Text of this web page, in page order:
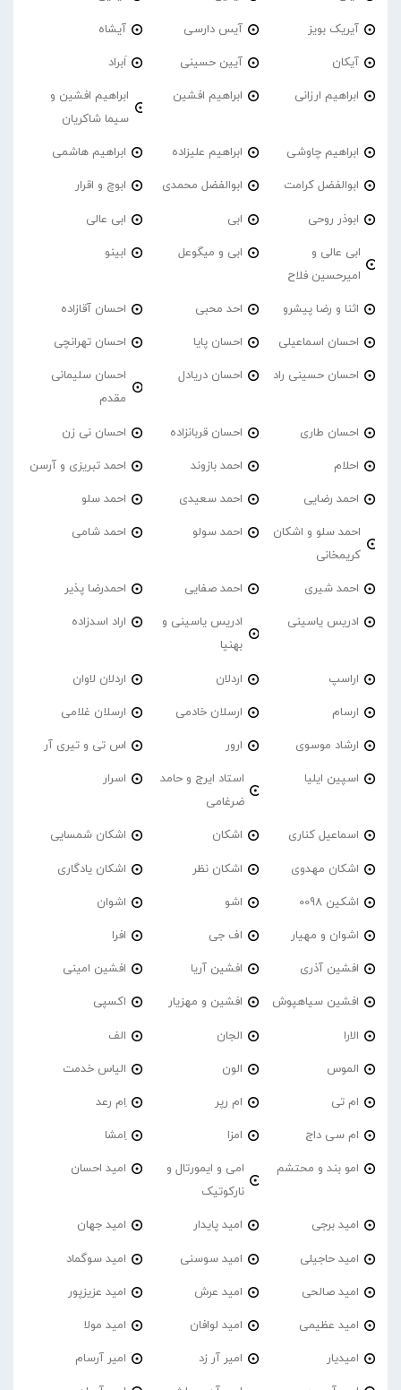
آیریک بویز آیس دارسی آیشاه
آیکان آیین حسینی اَبراد
ابراهیم ارزانی ابراهیم افشین
ابراهیم افشین و
سیما شاکریان
ابراهیم چاوشی ابراهیم علیزاده ابراهیم هاشمی
ابوالفضل کرامت ابوالفضل محمدی ابوچ و اقرار
ابوذر روحی ابی ابی عالی
ابی عالی و
امیرحسین فلاح
ابی و میگوعل ابینو
اثنا و رضا پیشرو احد محبی احسان آقازاده
احسان اسماعیلی احسان پایا احسان تهرانچی
احسان حسینی راد احسان دریادل
احسان سلیمانی
مقدم
احسان طاری احسان قربانزاده احسان نی زن
احلام احمد بازوند احمد تبریزی و آرسن
احمد‌ رضایی احمد سعیدی احمد سلو
احمد سلو و اشکان
کریمخانی
احمد سولو احمد شامی
احمد شیری احمد صفایی احمدرضا پذیر
ادریس یاسینی
ادریس یاسینی و
بهنیا
اراد اسدزاده
اراسپ اردلان اردلان لاوان
ارسام ارسلان خادمی ارسلان غلامی
ارشاد موسوی ارور اس تی و تیری آر
اسپین ایلیا
استاد ایرج و حامد
ضرغامی
اسرار
اسماعیل کناری اشکان اشکان شمسایی
اشکان مهدوی اشکان نظر اشکان یادگاری
اشکین 0098 اشو اشوان
اشوان و مهیار اف جی افرا
افشین آذری افشین آریا افشین امینی
افشین سیاهپوش افشین و مهزیار اکسپی
الارا الجان الف
الموس الون الیاس خدمت
ام تی ام رپر اِم رعد
ام سی داج امزا اِمشا
امو بند و محتشم
امی و ایمورتال و
نارکوتیک
امید احسان
امید برجی امید پایدار امید جهان
امید حاجیلی امید سوسنی امید سوگماد
امید صالحی امید عرش امید عزیزپور
امید عظیمی امید لوافان امید مولا
امیدیار امیر آر زد امیر آرسام